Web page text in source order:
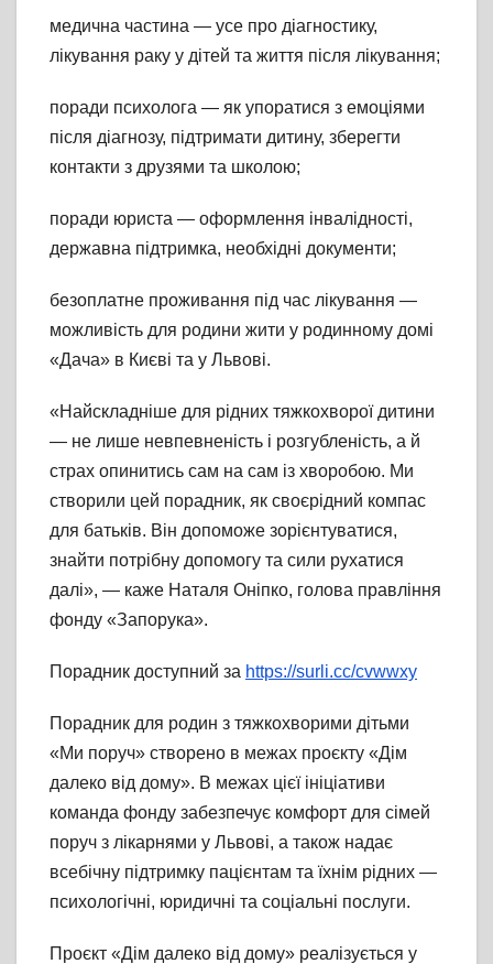
медична частина — усе про діагностику,
лікування раку у дітей та життя після лікування;
поради психолога — як упоратися з емоціями
після діагнозу, підтримати дитину, зберегти
контакти з друзями та школою;
поради юриста — оформлення інвалідності,
державна підтримка, необхідні документи;
безоплатне проживання під час лікування —
можливість для родини жити у родинному домі
«Дача» в Києві та у Львові.
«Найскладніше для рідних тяжкохворої дитини
— не лише невпевненість і розгубленість, а й
страх опинитись сам на сам із хворобою. Ми
створили цей порадник, як своєрідний компас
для батьків. Він допоможе зорієнтуватися,
знайти потрібну допомогу та сили рухатися
далі», — каже Наталя Оніпко, голова правління
фонду «Запорука».
Порадник доступний за https://surli.cc/cvwwxy
Порадник для родин з тяжкохворими дітьми
«Ми поруч» створено в межах проєкту «Дім
далеко від дому». В межах цієї ініціативи
команда фонду забезпечує комфорт для сімей
поруч з лікарнями у Львові, а також надає
всебічну підтримку пацієнтам та їхнім рідних —
психологічні, юридичні та соціальні послуги.
Проєкт «Дім далеко від дому» реалізується у